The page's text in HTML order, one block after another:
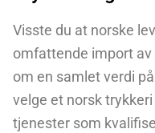
Visste du at norske
omfattende import
om en samlet verdi
velge et norsk
tjenester som